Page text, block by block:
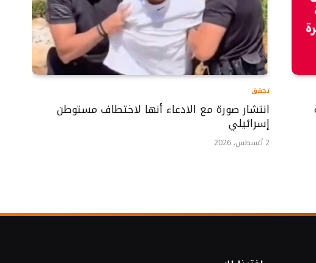
تحقق
انتشار صورة مع الادعاء أنها لاختطاف مستوطن
إسرائيلي
2 أغسطس، 2026